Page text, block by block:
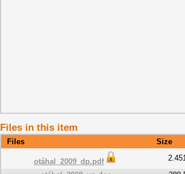
Files in this item
Files Size
otáhal_2009_dp.pdf